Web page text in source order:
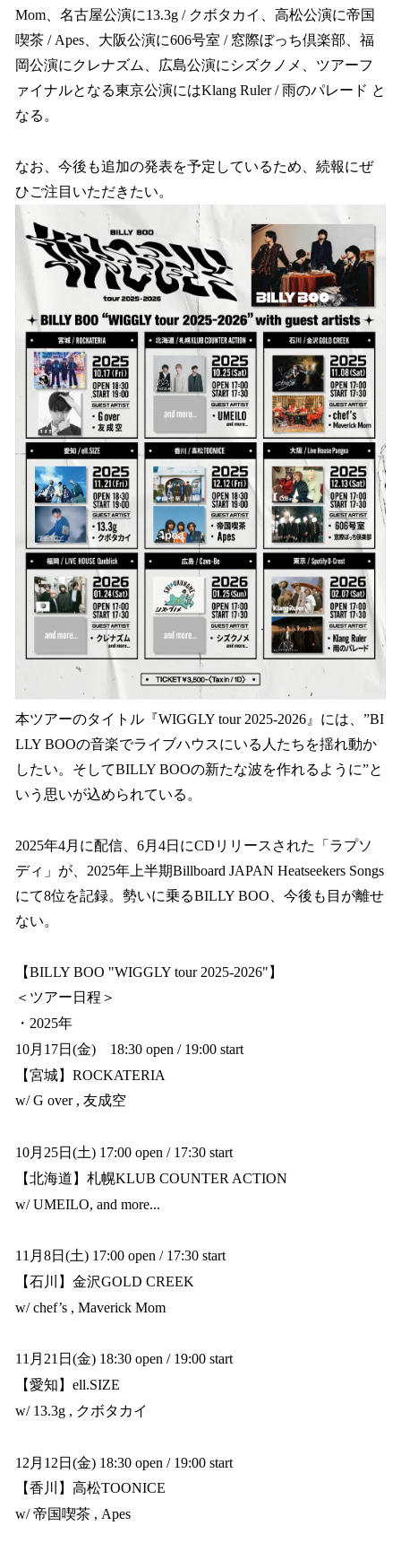
Mom、名古屋公演に13.3g / クボタカイ、高松公演に帝国
喫茶 / Apes、大阪公演に606号室 / 窓際ぼっち倶楽部、福
岡公演にクレナズム、広島公演にシズクノメ、ツアーフ
ァイナルとなる東京公演にはKlang Ruler / 雨のパレード と
なる。
なお、今後も追加の発表を予定しているため、続報にぜ
ひご注目いただきたい。
本ツアーのタイトル『WIGGLY tour 2025-2026』には、”BI
LLY BOOの音楽でライブハウスにいる人たちを揺れ動か
したい。そしてBILLY BOOの新たな波を作れるように”と
いう思いが込められている。
2025年4月に配信、6月4日にCDリリースされた「ラプソ
ディ」が、2025年上半期Billboard JAPAN Heatseekers Songs
にて8位を記録。勢いに乗るBILLY BOO、今後も目が離せ
ない。
【BILLY BOO "WIGGLY tour 2025-2026"】
＜ツアー日程＞
・2025年
10月17日(金) 18:30 open / 19:00 start
【宮城】ROCKATERIA
w/ G over , 友成空
10月25日(土) 17:00 open / 17:30 start
【北海道】札幌KLUB COUNTER ACTION
w/ UMEILO, and more...
11月8日(土) 17:00 open / 17:30 start
【石川】金沢GOLD CREEK
w/ chef’s , Maverick Mom
11月21日(金) 18:30 open / 19:00 start
【愛知】ell.SIZE
w/ 13.3g , クボタカイ
12月12日(金) 18:30 open / 19:00 start
【香川】高松TOONICE
w/ 帝国喫茶 , Apes